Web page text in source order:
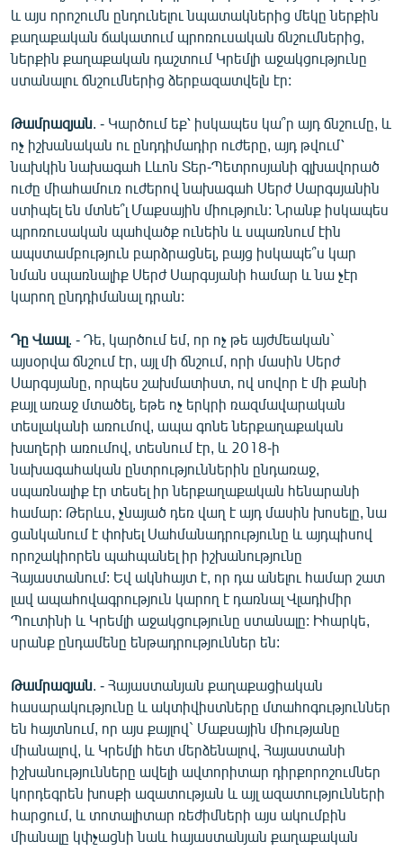
և այս որոշումն ընդունելու նպատակներից մեկը ներքին
քաղաքական ճակատում պրոռուսական ճնշումներից,
ներքին քաղաքական դաշտում Կրեմլի աջակցությունը
ստանալու ճնշումներից ձերբազատվելն էր:
Թամրազյան . - Կարծում եք՝ իսկապես կա՞ր այդ ճնշումը, և
ոչ իշխանական ու ընդդիմադիր ուժերը, այդ թվում՝
նախկին նախագահ Լևոն Տեր-Պետրոսյանի գլխավորած
ուժը միահամուռ ուժերով նախագահ Սերժ Սարգսյանին
ստիպել են մտնե՞լ Մաքսային միություն: Նրանք իսկապես
պրոռուսական պահվածք ունեին և սպառնում էին
ապստամբություն բարձրացնել, բայց իսկապե՞ս կար
նման սպառնալիք Սերժ Սարգսյանի համար և նա չէր
կարող ընդդիմանալ դրան:
Դը Վաալ . - Դե, կարծում եմ, որ ոչ թե այժմեական`
այսօրվա ճնշում էր, այլ մի ճնշում, որի մասին Սերժ
Սարգսյանը, որպես շախմատիստ, ով սովոր է մի քանի
քայլ առաջ մտածել, եթե ոչ երկրի ռազմավարական
տեսլականի առումով, ապա գոնե ներքաղաքական
խաղերի առումով, տեսնում էր, և 2018-ի
նախագահական ընտրություններին ընդառաջ,
սպառնալիք էր տեսել իր ներքաղաքական հենարանի
համար: Թերևս, չնայած դեռ վաղ է այդ մասին խոսելը, նա
ցանկանում է փոխել Սահմանադրությունը և այդպիսով
որոշակիորեն պահպանել իր իշխանությունը
Հայաստանում: Եվ ակնհայտ է, որ դա անելու համար շատ
լավ ապահովագրություն կարող է դառնալ Վլադիմիր
Պուտինի և Կրեմլի աջակցությունը ստանալը: Իհարկե,
սրանք ընդամենը ենթադրություններ են:
Թամրազյան . - Հայաստանյան քաղաքացիական
հասարակությունը և ակտիվիստները մտահոգություններ
են հայտնում, որ այս քայլով` Մաքսային միությանը
միանալով, և Կրեմլի հետ մերձենալով, Հայաստանի
իշխանությունները ավելի ավտորիտար դիրքորոշումներ
կորդեգրեն խոսքի ազատության և այլ ազատությունների
հարցում, և տոտալիտար ռեժիմների այս ակումբին
միանալը կփչացնի նաև հայաստանյան քաղաքական